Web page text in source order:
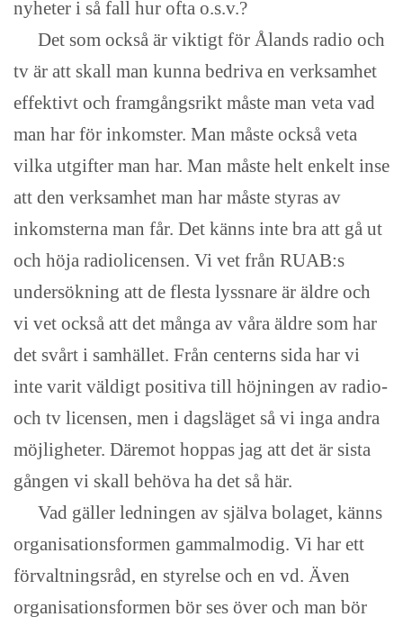
nyheter i så fall hur ofta o.s.v.?
Det som också är viktigt för Ålands radio och
tv är att skall man kunna bedriva en verksamhet
effektivt och framgångsrikt måste man veta vad
man har för inkomster. Man måste också veta
vilka utgifter man har. Man måste helt enkelt inse
att den verksamhet man har måste styras av
inkomsterna man får. Det känns inte bra att gå ut
och höja radiolicensen. Vi vet från RUAB:s
undersökning att de flesta lyssnare är äldre och
vi vet också att det många av våra äldre som har
det svårt i samhället. Från centerns sida har vi
inte varit väldigt positiva till höjningen av radio-
och tv licensen, men i dagsläget så vi inga andra
möjligheter. Däremot hoppas jag att det är sista
gången vi skall behöva ha det så här.
Vad gäller ledningen av själva bolaget, känns
organisationsformen gammalmodig. Vi har ett
förvaltningsråd, en styrelse och en vd. Även
organisationsformen bör ses över och man bör